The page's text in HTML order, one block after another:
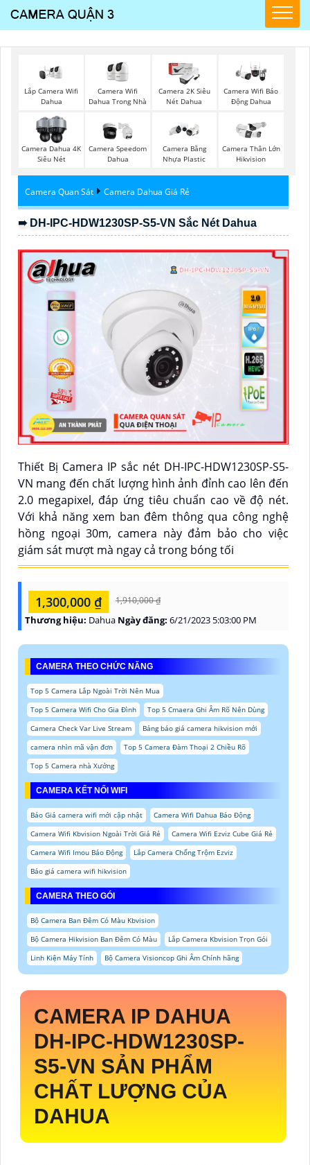
Lắp Camera Wifi
Dahua
Camera Wifi
Dahua Trong Nhà
Camera 2K Siêu
Nét Dahua
Camera Wifi Báo
Động Dahua
Camera Dahua 4K
Siêu Nét
Camera Speedom
Dahua
Camera Bằng
Nhựa Plastic
Camera Thân Lớn
Hikvision
Camera Quan Sát Camera Dahua Giá Rẻ
➠ DH-IPC-HDW1230SP-S5-VN Sắc Nét Dahua
Thiết Bị Camera IP sắc nét DH-IPC-HDW1230SP-S5-
VN mang đến chất lượng hình ảnh đỉnh cao lên đến
2.0 megapixel, đáp ứng tiêu chuẩn cao về độ nét.
Với khả năng xem ban đêm thông qua công nghệ
hồng ngoại 30m, camera này đảm bảo cho việc
giám sát mượt mà ngay cả trong bóng tối
1,300,000 ₫ 1,910,000 ₫
Thương hiệu: Dahua Ngày đăng: 6/21/2023 5:03:00 PM
CAMERA THEO CHỨC NĂNG
Top 5 Camera Lắp Ngoài Trời Nên Mua
Top 5 Camera Wifi Cho Gia Đình
Top 5 Cmaera Ghi Âm Rõ Nên Dùng
Camera Check Var Live Stream
Bảng báo giá camera hikvision mới
camera nhìn mã vận đơn
Top 5 Camera Đàm Thoại 2 Chiều Rõ
Top 5 Camera nhà Xưởng
CAMERA KẾT NỐI WIFI
Báo Giá camera wifi mới cập nhật
Camera Wifi Dahua Báo Động
Camera Wifi Kbvision Ngoài Trời Giá Rẻ
Camera Wifi Ezviz Cube Giá Rẻ
Camera Wifi Imou Báo Động
Lắp Camera Chống Trộm Ezviz
Báo giá camera wifi hikvision
CAMERA THEO GÓI
Bộ Camera Ban Đêm Có Màu Kbvision
Bộ Camera Hikvision Ban Đêm Có Màu
Lắp Camera Kbvision Trọn Gói
Linh Kiện Máy Tính
Bộ Camera Visioncop Ghi Âm Chính hãng
CAMERA IP DAHUA
DH-IPC-HDW1230SP-
S5-VN SẢN PHẨM
CHẤT LƯỢNG CỦA
DAHUA